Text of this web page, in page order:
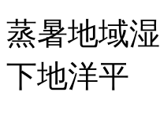
蒸暑地域
下地洋平